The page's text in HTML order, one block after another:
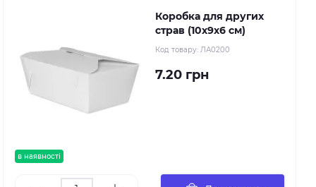
в наявності
Коробка для других
страв (10х9х6 см)
Код товару: ЛА0200
7.20 грн